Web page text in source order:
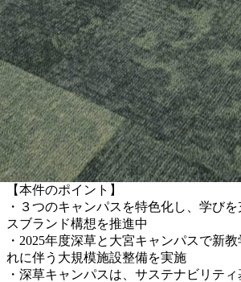
【本件のポイント】
・３つのキャンパスを特色化し、学び
スブランド構想を推進中
・2025年度深草と大宮キャンパスで新
れに伴う大規模施設整備を実施
・深草キャンパスは、サステナビリティ